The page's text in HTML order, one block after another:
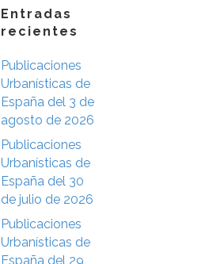
Entradas
recientes
Publicaciones
Urbanísticas de
España del 3 de
agosto de 2026
Publicaciones
Urbanísticas de
España del 30
de julio de 2026
Publicaciones
Urbanísticas de
España del 29